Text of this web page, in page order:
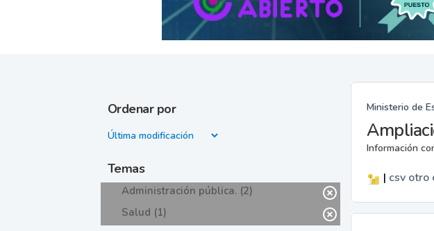
Ordenar por
Temas
Administración pública. (2)
Salud (1)
Ministerio de
Información
| csv otro